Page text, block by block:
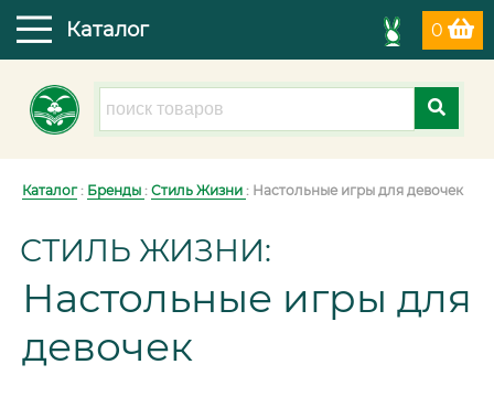
0
Каталог
Каталог: Бренды : Стиль Жизни : Настольные игры для девочек
СТИЛЬ ЖИЗНИ:
Настольные игры для
девочек